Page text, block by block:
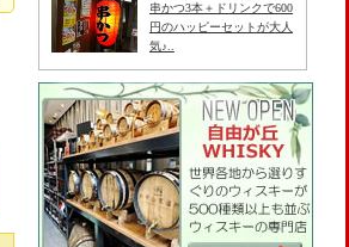
串かつ3本＋ドリンクで600
円のハッピーセットが大人
気♪..